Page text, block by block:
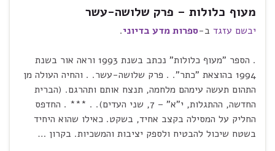
מעוף כלולות – פרק שלושה-עשר
יבשם עזגד ב-ספרות מדע בדיוני.
. הספר "מעוף כלולות" נכתב בשנת 1993 וראה אור בשנת
1994 בהוצאת "כתר". . פרק שלושה-עשר. . והחיה העולה מן
התהום תעשה עימהם מלחמה, תנצח אותם ותהרגם. (הברית
החדשה, ההתגלות, י"א" – 7, שני העדים). . *** . החדפס
החליק על המסילה בקצב אחיד, בשקט. כאילו שהוא היחיד
בשטח שיכול להבטיח ולספק יציבות והמשכיות. בקרון …